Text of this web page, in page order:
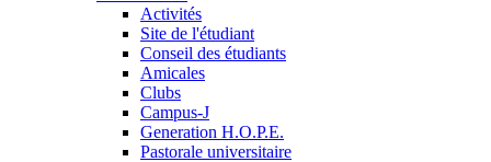
Activités
Site de l'étudiant
Conseil des étudiants
Amicales
Clubs
Campus-J
Generation H.O.P.E.
Pastorale universitaire